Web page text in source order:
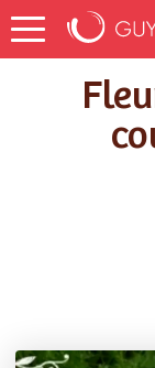
Accueil
Fleurs de carottes